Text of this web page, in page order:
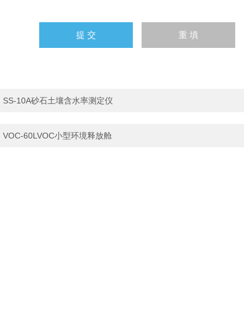
SS-10A砂石土壤含水率测定仪
VOC-60LVOC小型环境释放舱